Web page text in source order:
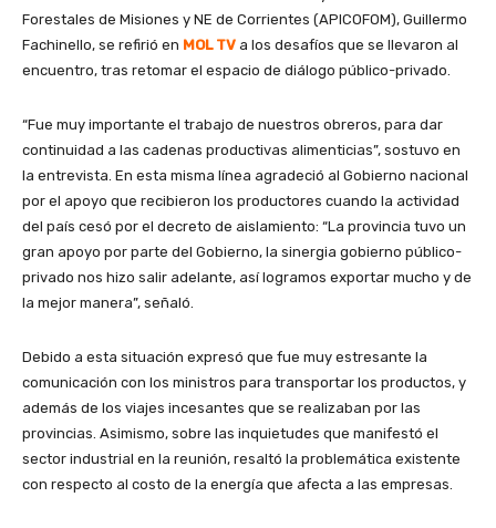
Forestales de Misiones y NE de Corrientes (APICOFOM), Guillermo
Fachinello, se refirió en MOL TV a los desafíos que se llevaron al
encuentro, tras retomar el espacio de diálogo público-privado.
“Fue muy importante el trabajo de nuestros obreros, para dar
continuidad a las cadenas productivas alimenticias”, sostuvo en
la entrevista. En esta misma línea agradeció al Gobierno nacional
por el apoyo que recibieron los productores cuando la actividad
del país cesó por el decreto de aislamiento: “La provincia tuvo un
gran apoyo por parte del Gobierno, la sinergia gobierno público-
privado nos hizo salir adelante, así logramos exportar mucho y de
la mejor manera”, señaló.
Debido a esta situación expresó que fue muy estresante la
comunicación con los ministros para transportar los productos, y
además de los viajes incesantes que se realizaban por las
provincias. Asimismo, sobre las inquietudes que manifestó el
sector industrial en la reunión, resaltó la problemática existente
con respecto al costo de la energía que afecta a las empresas.